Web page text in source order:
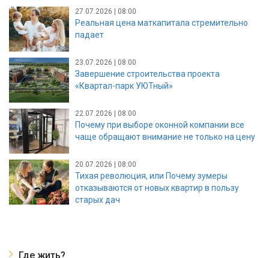
27.07.2026 | 08:00
Реальная цена маткапитала стремительно
падает
23.07.2026 | 08:00
Завершение строительства проекта
«Квартал-парк УЮТный»
22.07.2026 | 08:00
Почему при выборе оконной компании все
чаще обращают внимание не только на цену
20.07.2026 | 08:00
Тихая революция, или Почему зумеры
отказываются от новых квартир в пользу
старых дач
Где жить?